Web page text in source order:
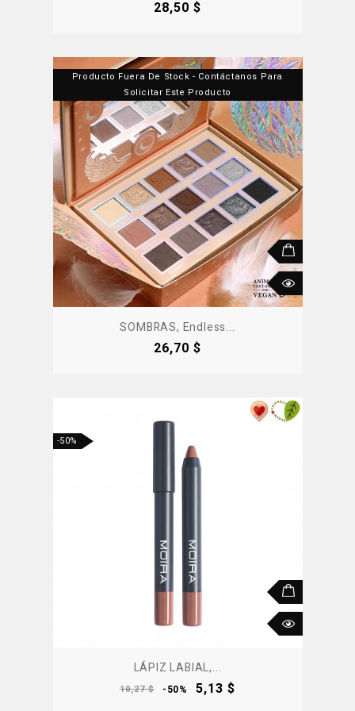
Precio
28,50 $
Producto Fuera De Stock - Contáctanos Para
Solicitar Este Producto
SOMBRAS, Endless...
Precio
26,70 $
-50%
LÁPIZ LABIAL,...
Precio
10,27 $ -50% Precio
5,13 $